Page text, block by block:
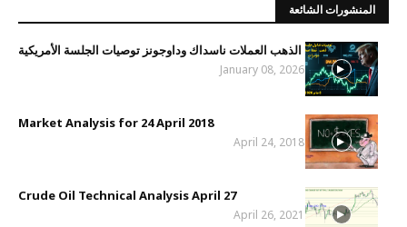
المنشورات الشائعة
الذهب العملات ناسداك وداوجونز توصيات الجلسة الأمريكية
January 08, 2026
Market Analysis for 24 April 2018
April 24, 2018
Crude Oil Technical Analysis April 27
April 26, 2021